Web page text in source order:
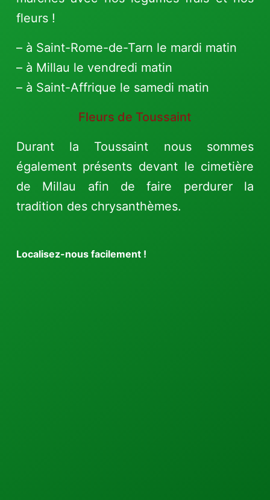
fleurs !
– à Saint-Rome-de-Tarn le mardi matin
– à Millau le vendredi matin
– à Saint-Affrique le samedi matin
Fleurs de Toussaint
Durant la Toussaint nous sommes
également présents devant le cimetière
de Millau afin de faire perdurer la
tradition des chrysanthèmes.
Localisez-nous facilement !